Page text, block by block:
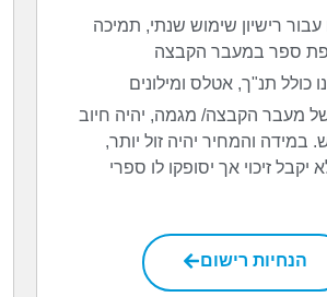
עבור רישיון שימוש שנתי, תמיכה
ספר במעבר הקבצה
כולל תנ"ך, אטלס ומילונים
מעבר הקבצה/ מגמה, יהיה חיוב
במידה והמחיר יהיה זול יותר,
יקבל זיכוי אך יסופקו לו ספרי
הנחיות רישום